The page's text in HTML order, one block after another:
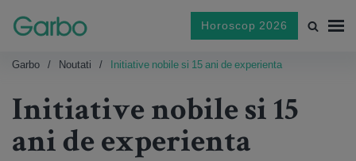
Horoscop 2026
Garbo Noutati Initiative nobile si 15 ani de experienta
Initiative nobile si 15
ani de experienta